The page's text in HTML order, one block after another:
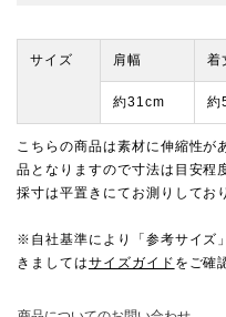
サイズ 肩幅 着
約31cm 約
こちらの商品は素材に伸縮性が
品となりますので寸法は目安程
採寸は平置きにてお測りしてお
※自社基準により「参考サイズ
きましてはサイズガイド をご確